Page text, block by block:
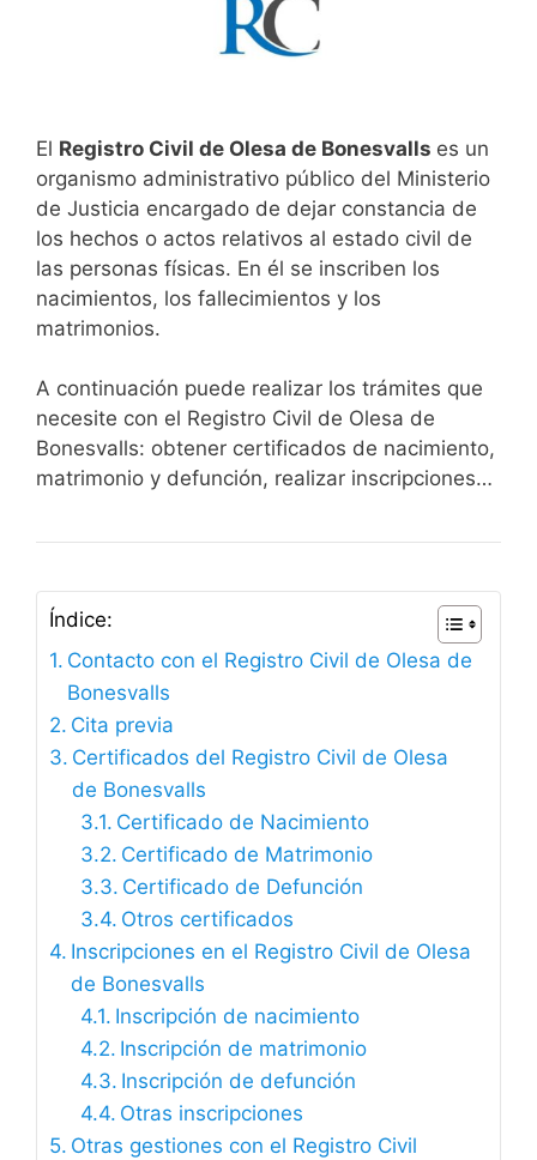
El Registro Civil de Olesa de Bonesvalls es un
organismo administrativo público del Ministerio
de Justicia encargado de dejar constancia de
los hechos o actos relativos al estado civil de
las personas físicas. En él se inscriben los
nacimientos, los fallecimientos y los
matrimonios.
A continuación puede realizar los trámites que
necesite con el Registro Civil de Olesa de
Bonesvalls: obtener certificados de nacimiento,
matrimonio y defunción, realizar inscripciones…
Índice:
Contacto con el Registro Civil de Olesa de
Bonesvalls
Cita previa
Certificados del Registro Civil de Olesa
de Bonesvalls
Certificado de Nacimiento
Certificado de Matrimonio
Certificado de Defunción
Otros certificados
Inscripciones en el Registro Civil de Olesa
de Bonesvalls
Inscripción de nacimiento
Inscripción de matrimonio
Inscripción de defunción
Otras inscripciones
Otras gestiones con el Registro Civil